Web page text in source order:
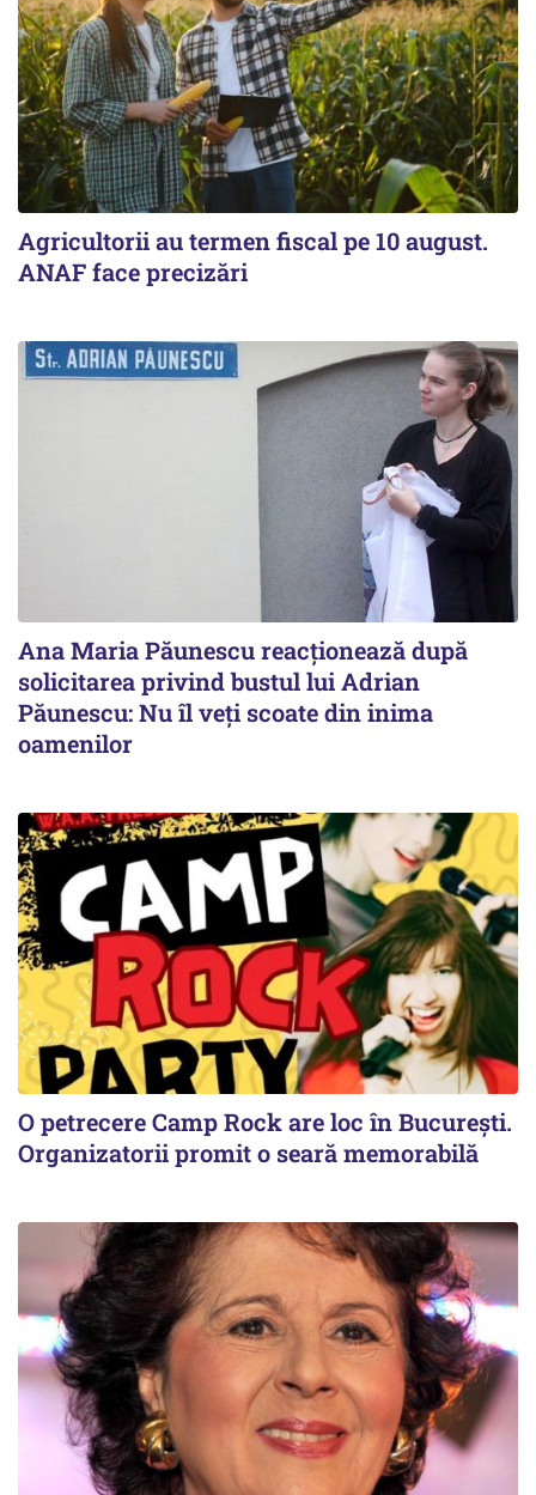
Agricultorii au termen fiscal pe 10 august.
ANAF face precizări
Ana Maria Păunescu reacționează după
solicitarea privind bustul lui Adrian
Păunescu: Nu îl veți scoate din inima
oamenilor
O petrecere Camp Rock are loc în București.
Organizatorii promit o seară memorabilă